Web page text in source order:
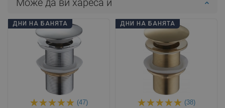
ДНИ НА БАНЯТА
(47)
ДНИ НА БАНЯТА
(38)